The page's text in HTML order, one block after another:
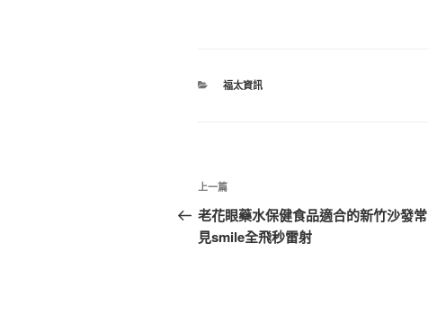
分
福太資訊
文
章
導
上
一
篇
上一篇
老花眼藥水保健食品適合的新竹沙發常
見smile全飛秒雷射